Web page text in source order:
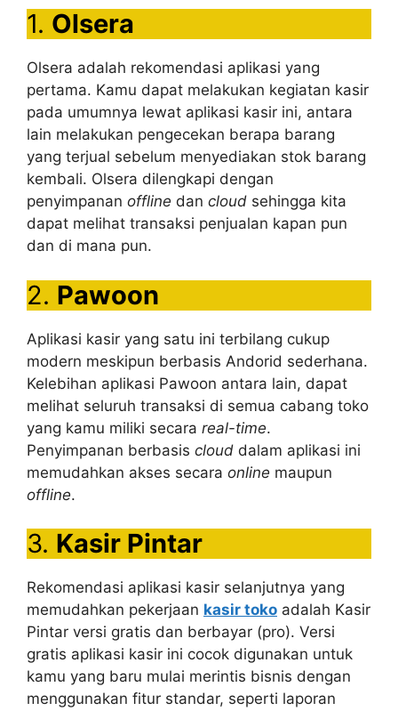
1. Olsera
Olsera adalah rekomendasi aplikasi yang
pertama. Kamu dapat melakukan kegiatan kasir
pada umumnya lewat aplikasi kasir ini, antara
lain melakukan pengecekan berapa barang
yang terjual sebelum menyediakan stok barang
kembali. Olsera dilengkapi dengan
penyimpanan offline dan cloud sehingga kita
dapat melihat transaksi penjualan kapan pun
dan di mana pun.
2. Pawoon
Aplikasi kasir yang satu ini terbilang cukup
modern meskipun berbasis Andorid sederhana.
Kelebihan aplikasi Pawoon antara lain, dapat
melihat seluruh transaksi di semua cabang toko
yang kamu miliki secara real-time.
Penyimpanan berbasis cloud dalam aplikasi ini
memudahkan akses secara online maupun
offline.
3. Kasir Pintar
Rekomendasi aplikasi kasir selanjutnya yang
memudahkan pekerjaan kasir toko adalah Kasir
Pintar versi gratis dan berbayar (pro). Versi
gratis aplikasi kasir ini cocok digunakan untuk
kamu yang baru mulai merintis bisnis dengan
menggunakan fitur standar, seperti laporan